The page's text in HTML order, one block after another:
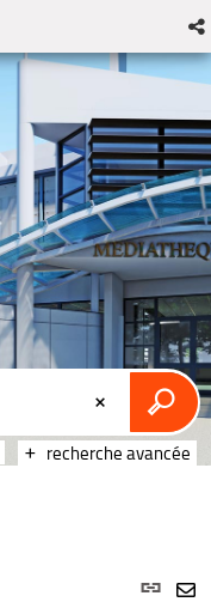
recherche avancée
Lien